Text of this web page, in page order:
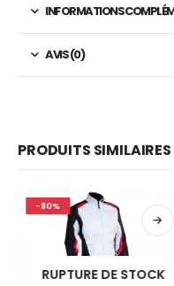
INFORMATIONS
AVIS (0)
PRODUITS SIMILAIRES
-80%
RUPTURE DE STOCK